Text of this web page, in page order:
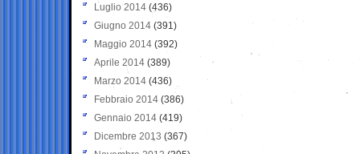
Luglio 2014 (436)
Giugno 2014 (391)
Maggio 2014 (392)
Aprile 2014 (389)
Marzo 2014 (436)
Febbraio 2014 (386)
Gennaio 2014 (419)
Dicembre 2013 (367)